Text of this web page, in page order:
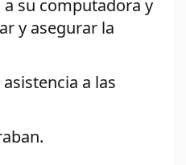
su computadora y
y asegurar la
a las